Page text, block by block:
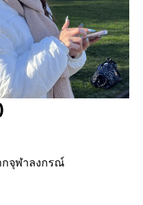
กจุฬาลงกรณ์